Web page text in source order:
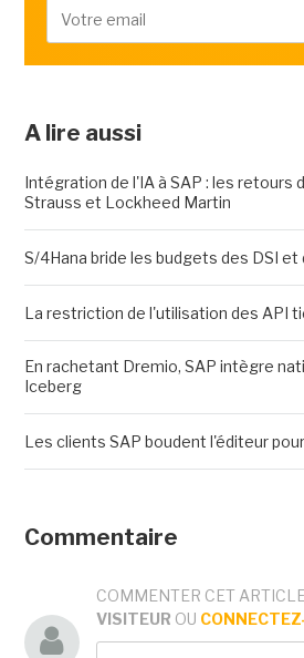
A lire aussi
Intégration de l'IA à SAP : les retours
Strauss et Lockheed Martin
S/4Hana bride les budgets des DSI et
La restriction de l'utilisation des API
En rachetant Dremio, SAP intègre
Iceberg
Les clients SAP boudent l'éditeur
Commentaire
COMMENTER CET
VISITEUR OU